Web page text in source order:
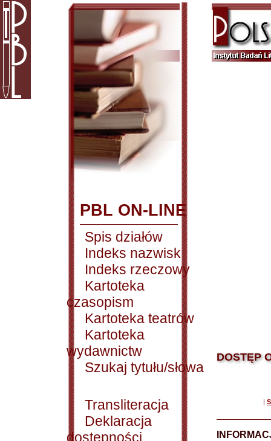
PBL ON-LINE
Spis działów
Indeks nazwisk
Indeks rzeczowy
Kartoteka
czasopism
Kartoteka teatrów
Kartoteka
wydawnictw
Szukaj tytułu/słowa
Transliteracja
Deklaracja
dostępności
DOSTĘP
|